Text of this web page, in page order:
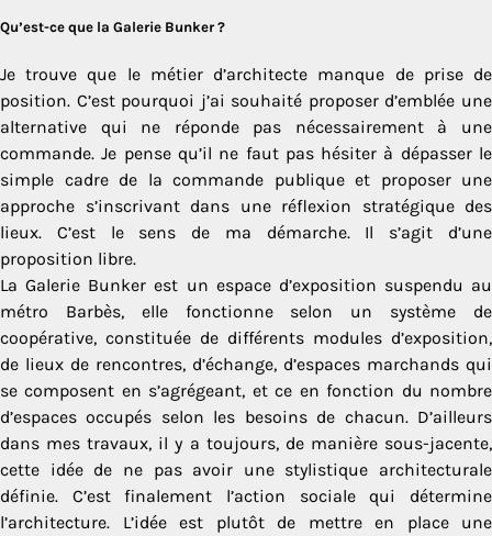
Qu’est-ce que la Galerie Bunker ?
Je trouve que le métier d’architecte manque de prise de
position. C’est pourquoi j’ai souhaité proposer d’emblée une
alternative qui ne réponde pas nécessairement à une
commande. Je pense qu’il ne faut pas hésiter à dépasser le
simple cadre de la commande publique et proposer une
approche s’inscrivant dans une réflexion stratégique des
lieux. C’est le sens de ma démarche. Il s’agit d’une
proposition libre.
La Galerie Bunker est un espace d’exposition suspendu au
métro Barbès, elle fonctionne selon un système de
coopérative, constituée de différents modules d’exposition,
de lieux de rencontres, d’échange, d’espaces marchands qui
se composent en s’agrégeant, et ce en fonction du nombre
d’espaces occupés selon les besoins de chacun. D’ailleurs
dans mes travaux, il y a toujours, de manière sous-jacente,
cette idée de ne pas avoir une stylistique architecturale
définie. C’est finalement l’action sociale qui détermine
l’architecture. L’idée est plutôt de mettre en place une